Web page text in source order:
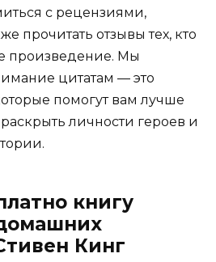
с рецензиями,
прочитать отзывы тех, кто
произведение. Мы
цитатам — это
помогут вам лучше
личности героев и
книгу
Кинг